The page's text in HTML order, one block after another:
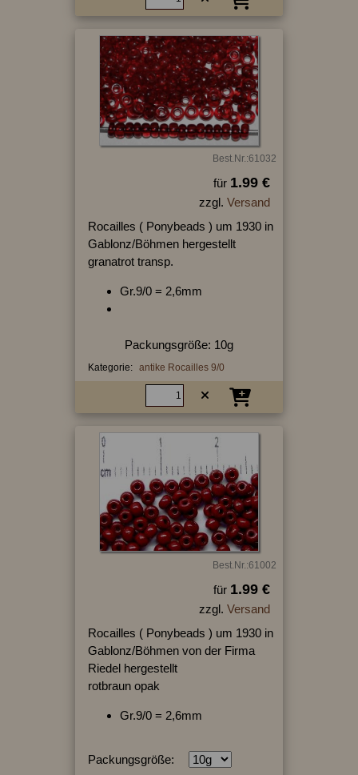
Best.Nr.:61032
für 1.99 €
zzgl. Versand
Rocailles ( Ponybeads ) um 1930 in
Gablonz/Böhmen hergestellt
granatrot transp.
Gr.9/0 = 2,6mm
Packungsgröße: 10g
Kategorie: antike Rocailles 9/0
Best.Nr.:61002
für 1.99 €
zzgl. Versand
Rocailles ( Ponybeads ) um 1930 in
Gablonz/Böhmen von der Firma
Riedel hergestellt
rotbraun opak
Gr.9/0 = 2,6mm
Packungsgröße: